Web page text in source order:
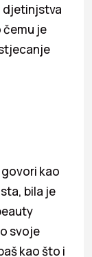
djetinjstva
čemu je
kao
bila je
svoje
kao što i